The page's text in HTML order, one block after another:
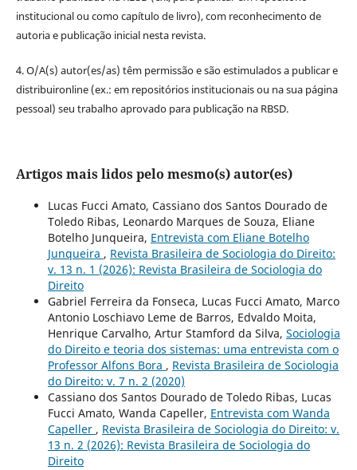
institucional ou como capítulo de livro), com reconhecimento de
autoria e publicação inicial nesta revista.
4. O/A(s) autor(es/as) têm permissão e são estimulados a publicar e
distribuironline (ex.: em repositórios institucionais ou na sua página
pessoal) seu trabalho aprovado para publicação na RBSD.
Artigos mais lidos pelo mesmo(s) autor(es)
Lucas Fucci Amato, Cassiano dos Santos Dourado de
Toledo Ribas, Leonardo Marques de Souza, Eliane
Botelho Junqueira, Entrevista com Eliane Botelho
Junqueira , Revista Brasileira de Sociologia do Direito:
v. 13 n. 1 (2026): Revista Brasileira de Sociologia do
Direito
Gabriel Ferreira da Fonseca, Lucas Fucci Amato, Marco
Antonio Loschiavo Leme de Barros, Edvaldo Moita,
Henrique Carvalho, Artur Stamford da Silva, Sociologia
do Direito e teoria dos sistemas: uma entrevista com o
Professor Alfons Bora , Revista Brasileira de Sociologia
do Direito: v. 7 n. 2 (2020)
Cassiano dos Santos Dourado de Toledo Ribas, Lucas
Fucci Amato, Wanda Capeller, Entrevista com Wanda
Capeller , Revista Brasileira de Sociologia do Direito: v.
13 n. 2 (2026): Revista Brasileira de Sociologia do
Direito